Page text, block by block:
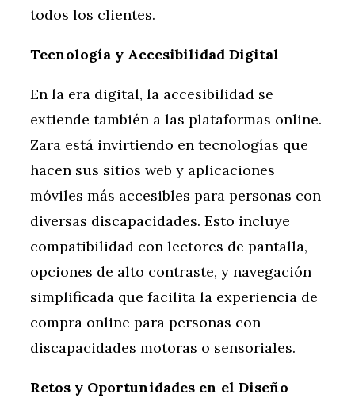
todos los clientes.
Tecnología y Accesibilidad Digital
En la era digital, la accesibilidad se
extiende también a las plataformas online.
Zara está invirtiendo en tecnologías que
hacen sus sitios web y aplicaciones
móviles más accesibles para personas con
diversas discapacidades. Esto incluye
compatibilidad con lectores de pantalla,
opciones de alto contraste, y navegación
simplificada que facilita la experiencia de
compra online para personas con
discapacidades motoras o sensoriales.
Retos y Oportunidades en el Diseño